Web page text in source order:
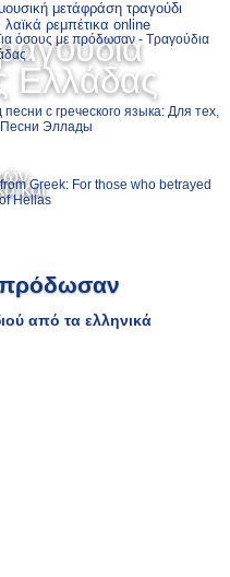
Ελλάδας
και
πρόδωσαν
από τα ελληνικά